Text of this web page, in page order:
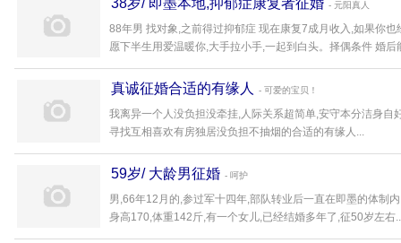
38岁/ 即墨本地,抑郁症康复者征婚 - 元阳真人
88年男 找对象,之前得过抑郁症 现在康复7成月收入,如果你
愿下半生用爱温暖你,大手拉小手,一起到白头。择偶条件 婚后
真诚征婚合适的有缘人 - 可爱的宝贝！
我离异一个人没负担没牵挂,人际关系超简单,安守本分洁身
寻找互相喜欢有房独居没负担不抽烟的合适的有缘人...
59岁/ 大龄男征婚 - 呵护
男,66年12月的,参过军十四年,部队转业后一直在即墨的体制
身高170,体重142斤,有一个女儿,已经结婚多年了,征50岁左右